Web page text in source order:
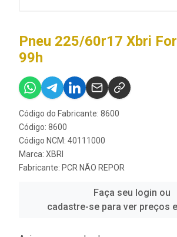
Pneu 225/60r17 Xbri
99h
Código do Fabricante: 8600
Código: 8600
Código NCM: 40111000
Marca: XBRI
Fabricante: PCR NÃO REPOR
Faça seu login ou
cadastre-se para ver preços